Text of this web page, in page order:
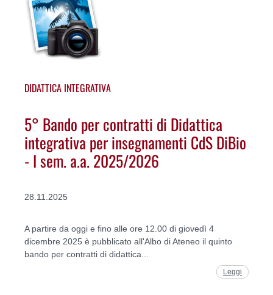
DIDATTICA INTEGRATIVA
5° Bando per contratti di Didattica
integrativa per insegnamenti CdS DiBio
- I sem. a.a. 2025/2026
28.11.2025
A partire da oggi e fino alle ore 12.00 di giovedì 4
dicembre 2025 è pubblicato all'Albo di Ateneo il quinto
bando per contratti di didattica...
Leggi